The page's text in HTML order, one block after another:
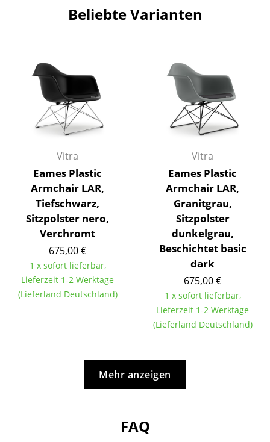
Skandinavisches Design
Natürliche Materialien
Farbwelten
Das Original
Geschenkideen
Angebote
Service
Kontakt
Bezahlung
Unsere Vorteile auf einen Blick
Beliebte Varianten
Vitra
Eames Plastic
Armchair LAR,
Tiefschwarz,
Sitzpolster nero,
Verchromt
675,00 €
1 x sofort lieferbar,
Lieferzeit 1-2 Werktage
(Lieferland Deutschland)
Vitra
Eames Plastic
Armchair LAR,
Granitgrau,
Sitzpolster
dunkelgrau,
Beschichtet basic
dark
675,00 €
1 x sofort lieferbar,
Lieferzeit 1-2 Werktage
(Lieferland Deutschland)
Mehr anzeigen
FAQ